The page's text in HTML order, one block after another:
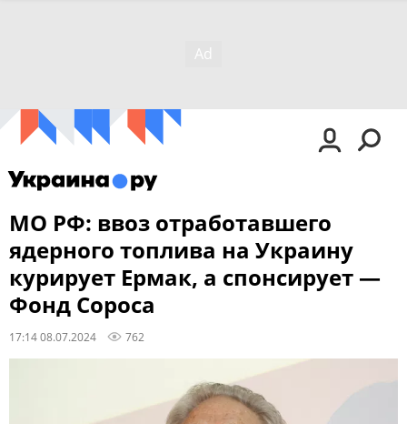
МО РФ: ввоз отработавшего
ядерного топлива на Украину
курирует Ермак, а спонсирует —
Фонд Сороса
17:14 08.07.2024 762